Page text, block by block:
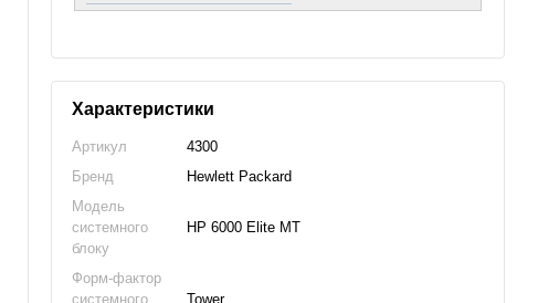
Характеристики
Артикул
4300
Бренд
Hewlett Packard
Модель
системного
блоку
HP 6000 Elite MT
Форм-фактор
системного
Tower